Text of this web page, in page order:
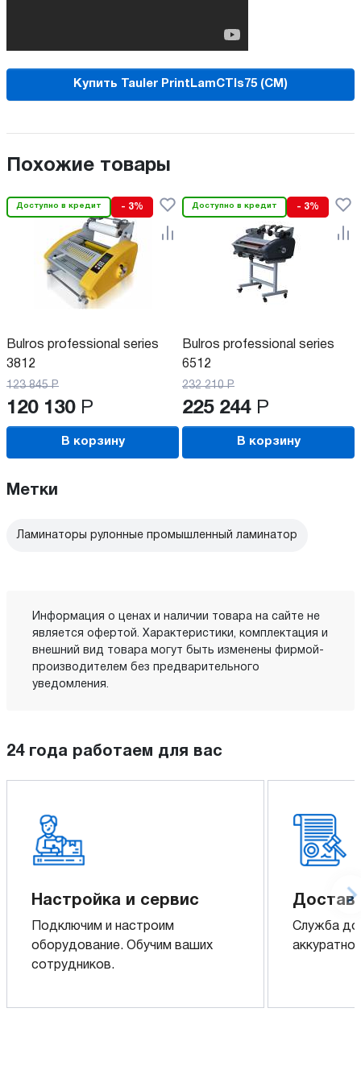
Купить Tauler PrintLamCTIs75 (CM)
Похожие товары
Доступно в кредит - 3%
Bulros professional series
3812
123 845 Р
120 130 Р
В корзину
Доступно в кредит - 3%
Bulros professional series
6512
232 210 Р
225 244 Р
В корзину
Метки
Ламинаторы рулонные промышленный ламинатор
Информация о ценах и наличии товара на сайте не
является офертой. Характеристики, комплектация и
внешний вид товара могут быть изменены фирмой-
производителем без предварительного
уведомления.
24 года работаем для вас
Настройка и сервис
Подключим и настроим
оборудование. Обучим ваших
сотрудников.
Служба
аккуратно